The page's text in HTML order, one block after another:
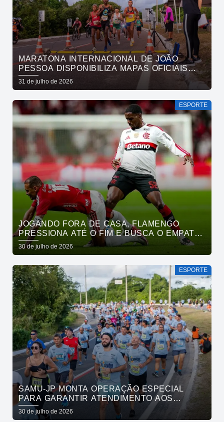
MARATONA INTERNACIONAL DE JOÃO
PESSOA DISPONIBILIZA MAPAS OFICIAIS
DAS PROVAS E ORIENTA ATLETAS SOBRE
TRAJETOS
31 de julho de 2026
ESPORTE
JOGANDO FORA DE CASA, FLAMENGO
PRESSIONA ATÉ O FIM E BUSCA O EMPATE
PELO BRASILEIRÃO
30 de julho de 2026
ESPORTE
SAMU-JP MONTA OPERAÇÃO ESPECIAL
PARA GARANTIR ATENDIMENTO AOS
ATLETAS DA MARATONA INTERNACIONAL
DE JOÃO PESSOA
30 de julho de 2026